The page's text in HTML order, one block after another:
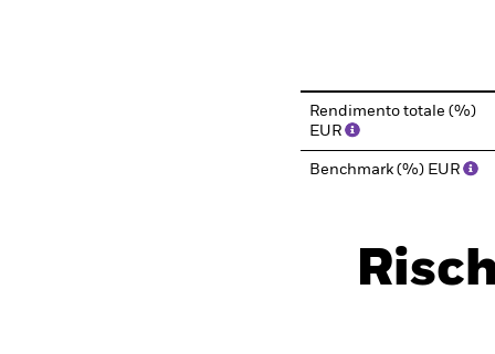
Rendimento totale (%)
EUR
Benchmark (%) EUR